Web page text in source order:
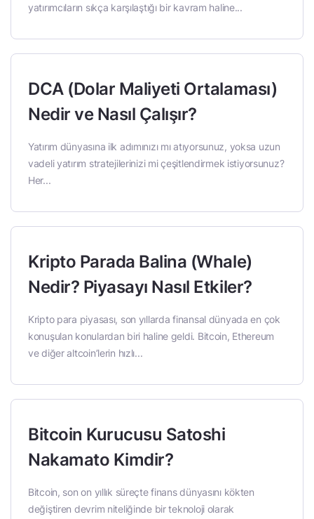
yatırımcıların sıkça karşılaştığı bir kavram haline...
DCA (Dolar Maliyeti Ortalaması)
Nedir ve Nasıl Çalışır?
Yatırım dünyasına ilk adımınızı mı atıyorsunuz, yoksa uzun
vadeli yatırım stratejilerinizi mi çeşitlendirmek istiyorsunuz?
Her...
Kripto Parada Balina (Whale)
Nedir? Piyasayı Nasıl Etkiler?
Kripto para piyasası, son yıllarda finansal dünyada en çok
konuşulan konulardan biri haline geldi. Bitcoin, Ethereum
ve diğer altcoin’lerin hızlı...
Bitcoin Kurucusu Satoshi
Nakamato Kimdir?
Bitcoin, son on yıllık süreçte finans dünyasını kökten
değiştiren devrim niteliğinde bir teknoloji olarak